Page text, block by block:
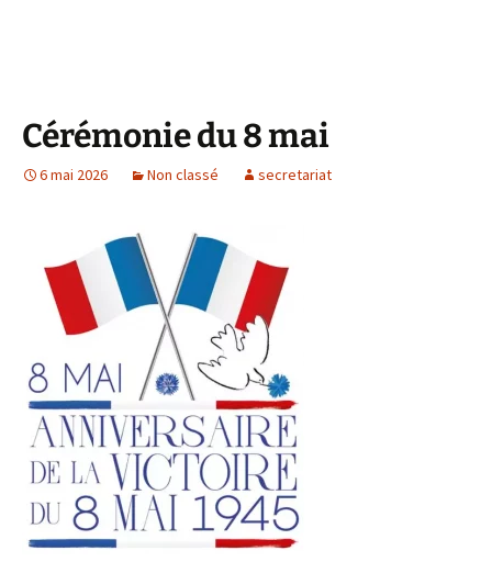
Cérémonie du 8 mai
6 mai 2026 Non classé secretariat